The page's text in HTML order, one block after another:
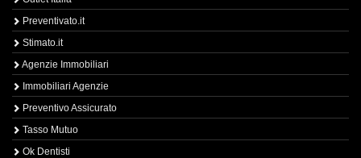
Preventivato.it
Stimato.it
Agenzie Immobiliari
Immobiliari Agenzie
Preventivo Assicurato
Tasso Mutuo
Ok Dentisti